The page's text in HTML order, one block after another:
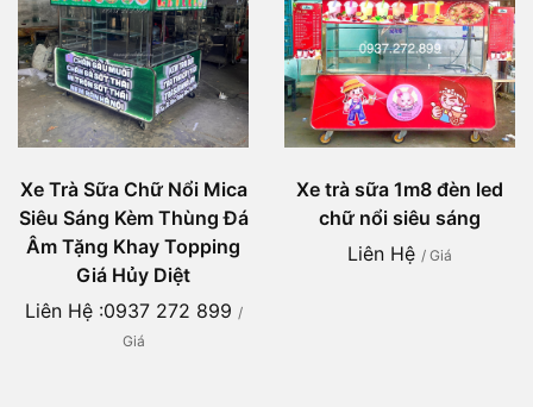
Xe Trà Sữa Chữ Nổi Mica
Siêu Sáng Kèm Thùng Đá
Âm Tặng Khay Topping
Giá Hủy Diệt
Liên Hệ :0937 272 899 /
Giá
Xe trà sữa 1m8 đèn led
chữ nổi siêu sáng
Liên Hệ / Giá